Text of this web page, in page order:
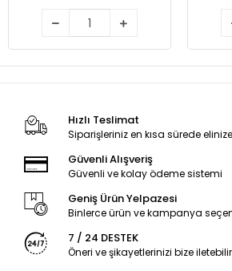
Hızlı Teslimat
Siparişleriniz en kısa sürede
Güvenli Alışveriş
Güvenli ve kolay ödeme sistemi
Geniş Ürün Yelpazesi
Binlerce ürün ve kampanya
7 / 24 DESTEK
Öneri ve şikayetlerinizi bize